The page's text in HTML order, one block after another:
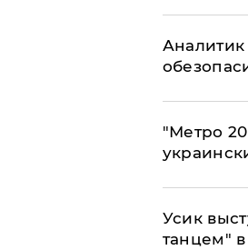
"Метро
Усик
танцем"